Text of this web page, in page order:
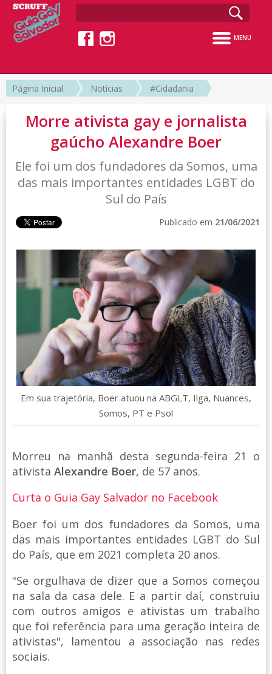
MENU
Página Inicial Notícias #Cidadania
Morre ativista gay e jornalista
gaúcho Alexandre Boer
Ele foi um dos fundadores da Somos, uma
das mais importantes entidades LGBT do
Sul do País
Publicado em 21/06/2021
Em sua trajetória, Boer atuou na ABGLT, Ilga, Nuances,
Somos, PT e Psol
Morreu na manhã desta segunda-feira 21 o
ativista Alexandre Boer, de 57 anos.
Curta o Guia Gay Salvador no Facebook
Boer foi um dos fundadores da Somos, uma
das mais importantes entidades LGBT do Sul
do País, que em 2021 completa 20 anos.
"Se orgulhava de dizer que a Somos começou
na sala da casa dele. E a partir daí, construiu
com outros amigos e ativistas um trabalho
que foi referência para uma geração inteira de
ativistas", lamentou a associação nas redes
sociais.